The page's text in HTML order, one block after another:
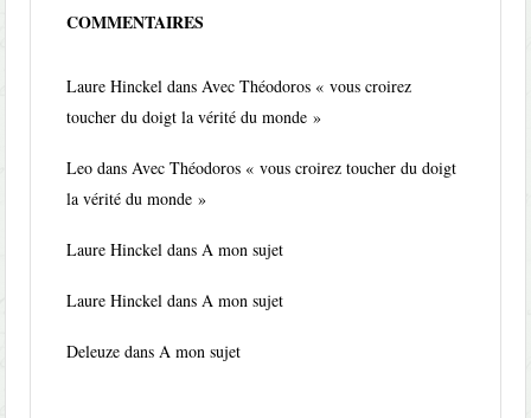
COMMENTAIRES
Laure Hinckel dans Avec Théodoros « vous croirez
toucher du doigt la vérité du monde »
Leo dans Avec Théodoros « vous croirez toucher du doigt
la vérité du monde »
Laure Hinckel dans A mon sujet
Laure Hinckel dans A mon sujet
Deleuze dans A mon sujet